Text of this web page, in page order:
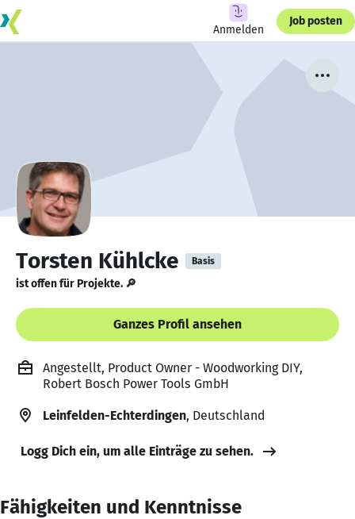
Anmelden
Job posten
Torsten Kühlcke Basis
ist offen für Projekte. 🔎
Ganzes Profil ansehen
Angestellt, Product Owner - Woodworking DIY,
Robert Bosch Power Tools GmbH
Leinfelden-Echterdingen, Deutschland
Logg Dich ein, um alle Einträge zu sehen.
Fähigkeiten und Kenntnisse